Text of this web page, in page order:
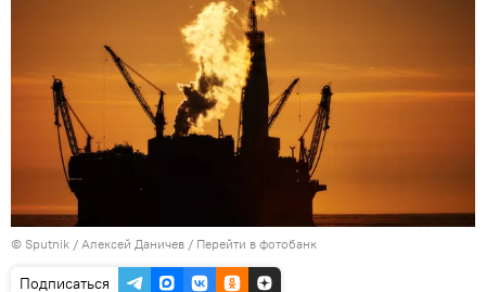
© Sputnik / Алексей Даничев / Перейти в фотобанк
Подписаться